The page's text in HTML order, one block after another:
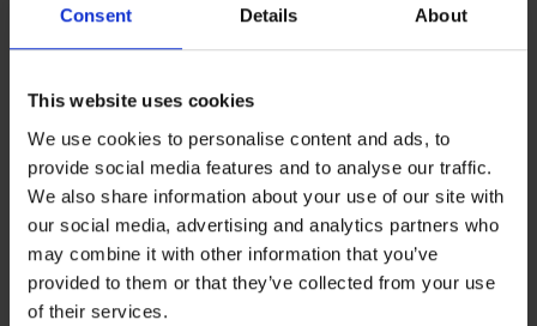
Consent Details About
This website uses cookies
We use cookies to personalise content and ads, to
provide social media features and to analyse our traffic.
We also share information about your use of our site with
our social media, advertising and analytics partners who
may combine it with other information that you’ve
provided to them or that they’ve collected from your use
of their services.
Разпродажба -30%
Мъжка oversize памучна
пижама Trevino дълга
Намаление
43,39 €(84,86 лв.) Първоначална цена
61,99 €
(121,24 лв.)
-30%
Памучна пижама MEN-A
Jack дълга
Намаление
28,69 €(56,11 лв.)
40,99 €